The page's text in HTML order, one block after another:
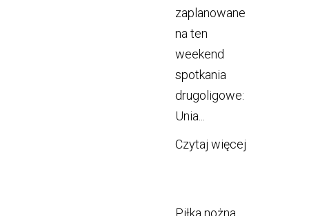
zaplanowane
na ten
weekend
spotkania
drugoligowe:
Unia...
Czytaj więcej
Piłka nożna